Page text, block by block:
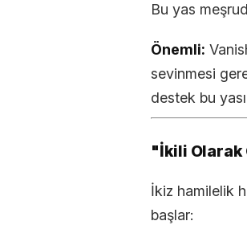
Bu yas
Önemli:
sevinmesi
destek bu yası
"İkili Olarak
İkiz hamilelik
başlar: